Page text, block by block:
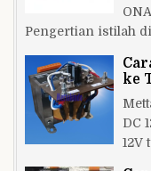
Pengertian istilah di
ke
DC
12V